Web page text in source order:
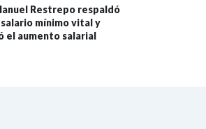
Restrepo respaldó
mínimo vital y
el aumento salarial